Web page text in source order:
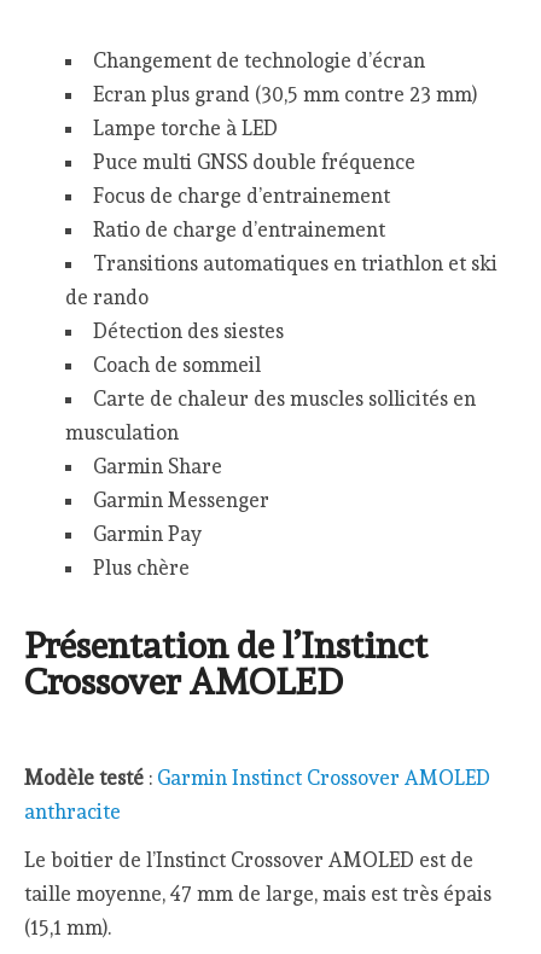
Changement de technologie d’écran
Ecran plus grand (30,5 mm contre 23 mm)
Lampe torche à LED
Puce multi GNSS double fréquence
Focus de charge d’entrainement
Ratio de charge d’entrainement
Transitions automatiques en triathlon et ski
de rando
Détection des siestes
Coach de sommeil
Carte de chaleur des muscles sollicités en
musculation
Garmin Share
Garmin Messenger
Garmin Pay
Plus chère
Présentation de l’Instinct
Crossover AMOLED
Modèle testé : Garmin Instinct Crossover AMOLED
anthracite
Le boitier de l’Instinct Crossover AMOLED est de
taille moyenne, 47 mm de large, mais est très épais
(15,1 mm).